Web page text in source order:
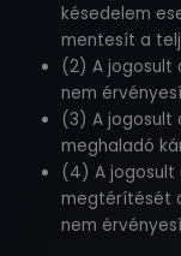
késedelem
mentesít a
(2) A
nem
(3) A
meghaladó
(4) A jogosult
megtérítését
nem